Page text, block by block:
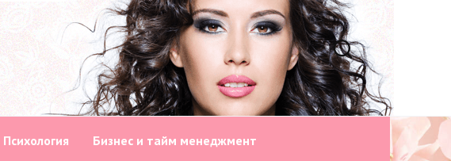
Психология Бизнес и тайм менеджмент